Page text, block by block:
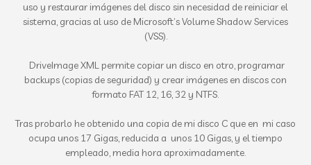
uso y restaurar imágenes del disco sin necesidad de reiniciar el
sistema, gracias al uso de Microsoft’s Volume Shadow Services
(VSS).
DriveImage XML permite copiar un disco en otro, programar
backups (copias de seguridad) y crear imágenes en discos con
formato FAT 12, 16, 32 y NTFS.
Tras probarlo he obtenido una copia de mi disco C que en mi caso
ocupa unos 17 Gigas, reducida a unos 10 Gigas, y el tiempo
empleado, media hora aproximadamente.